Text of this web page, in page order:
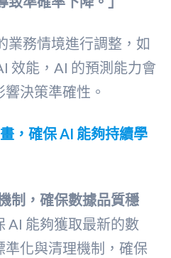
業務情境進行調整，如
效能，AI 的預測能力會
決策準確性。
，確保 AI 能夠持續學
制，確保數據品質穩
AI 能夠獲取最新的數
化與清理機制，確保